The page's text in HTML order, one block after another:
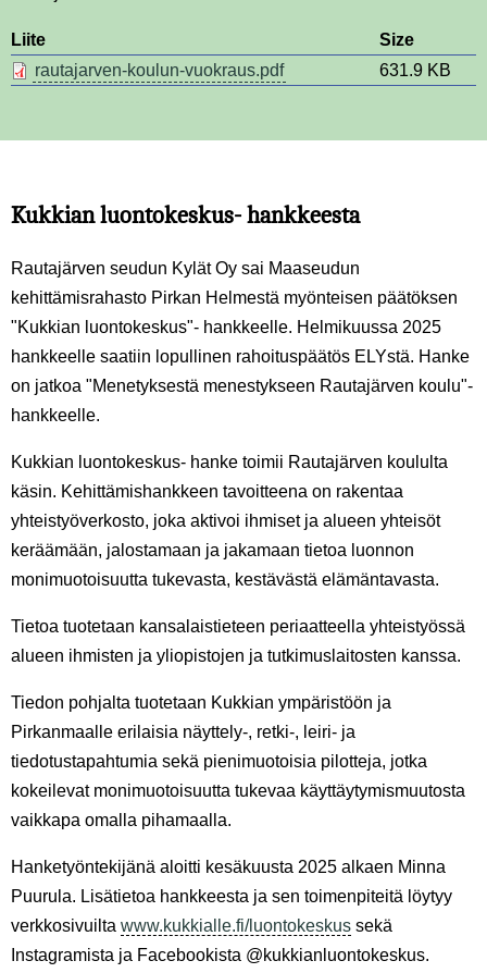
Liite
Size
rautajarven-koulun-vuokraus.pdf
631.9 KB
Kukkian luontokeskus- hankkeesta
Rautajärven seudun Kylät Oy sai Maaseudun
kehittämisrahasto Pirkan Helmestä myönteisen päätöksen
"Kukkian luontokeskus"- hankkeelle. Helmikuussa 2025
hankkeelle saatiin lopullinen rahoituspäätös ELYstä. Hanke
on jatkoa "Menetyksestä menestykseen Rautajärven koulu"-
hankkeelle.
Kukkian luontokeskus- hanke toimii Rautajärven koululta
käsin. Kehittämishankkeen tavoitteena on rakentaa
yhteistyöverkosto, joka aktivoi ihmiset ja alueen yhteisöt
keräämään, jalostamaan ja jakamaan tietoa luonnon
monimuotoisuutta tukevasta, kestävästä elämäntavasta.
Tietoa tuotetaan kansalaistieteen periaatteella yhteistyössä
alueen ihmisten ja yliopistojen ja tutkimuslaitosten kanssa.
Tiedon pohjalta tuotetaan Kukkian ympäristöön ja
Pirkanmaalle erilaisia näyttely-, retki-, leiri- ja
tiedotustapahtumia sekä pienimuotoisia pilotteja, jotka
kokeilevat monimuotoisuutta tukevaa käyttäytymismuutosta
vaikkapa omalla pihamaalla.
Hanketyöntekijänä aloitti kesäkuusta 2025 alkaen Minna
Puurula. Lisätietoa hankkeesta ja sen toimenpiteitä löytyy
verkkosivuilta www.kukkialle.fi/luontokeskus sekä
Instagramista ja Facebookista @kukkianluontokeskus.